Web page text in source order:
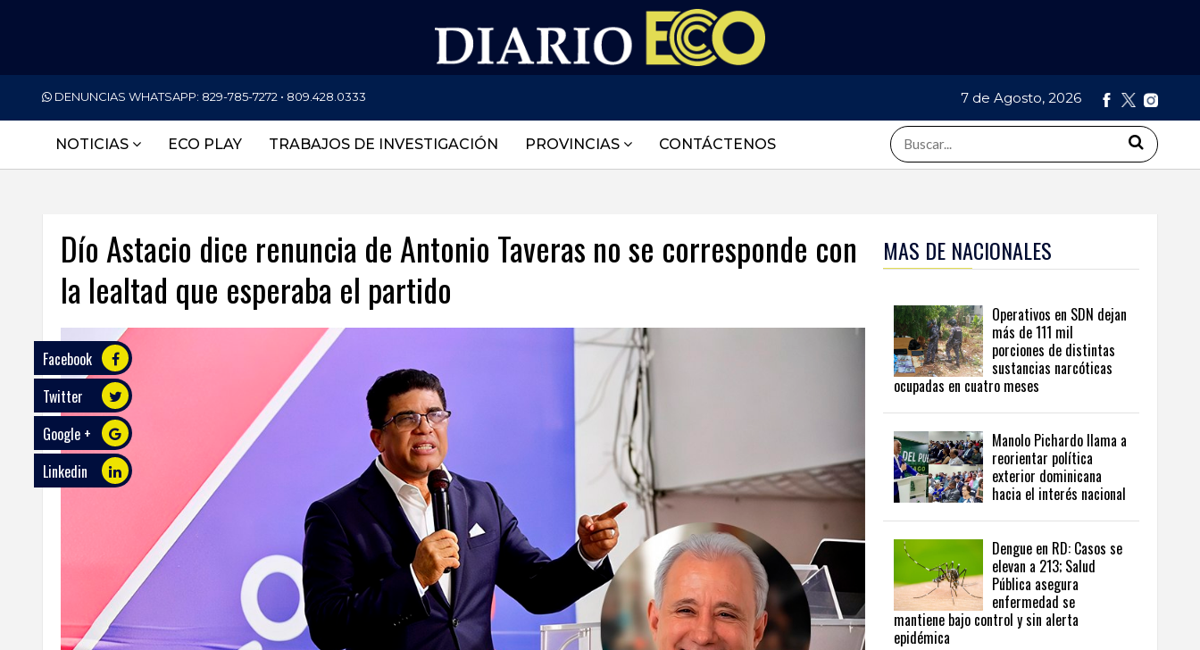
DENUNCIAS WHATSAPP: 829-785-7272 • 809.428.0333 7 de Agosto, 2026
NOTICIAS ECO PLAY TRABAJOS DE INVESTIGACIÓN PROVINCIAS CONTÁCTENOS
NACIONALES
ECONOMÍA
DEPORTES
SALUD
TECNOLOGÍA
ECO
PLAY
TRABAJOS
NACIONAL
Dío Astacio dice renuncia de Antonio Taveras no se corresponde con
la lealtad que esperaba el partido
Facebook
Twitter
Google +
Linkedin
MAS DE NACIONALES
Operativos en SDN dejan
más de 111 mil
porciones de distintas
sustancias narcóticas
ocupadas en cuatro meses
Manolo Pichardo llama a
reorientar política
exterior dominicana
hacia el interés nacional
Dengue en RD: Casos se
elevan a 213; Salud
Pública asegura
enfermedad se
mantiene bajo control y sin alerta
epidémica